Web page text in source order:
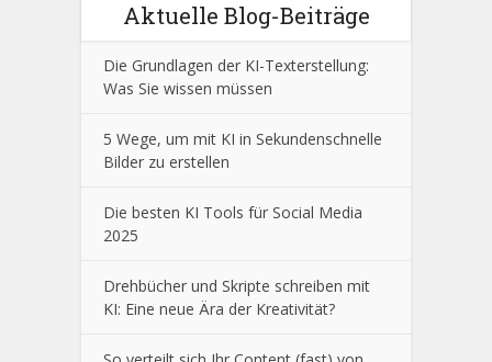
Aktuelle Blog-Beiträge
Die Grundlagen der KI-Texterstellung:
Was Sie wissen müssen
5 Wege, um mit KI in Sekundenschnelle
Bilder zu erstellen
Die besten KI Tools für Social Media
2025
Drehbücher und Skripte schreiben mit
KI: Eine neue Ära der Kreativität?